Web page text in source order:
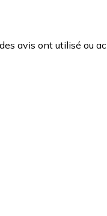
avis ont utilisé ou